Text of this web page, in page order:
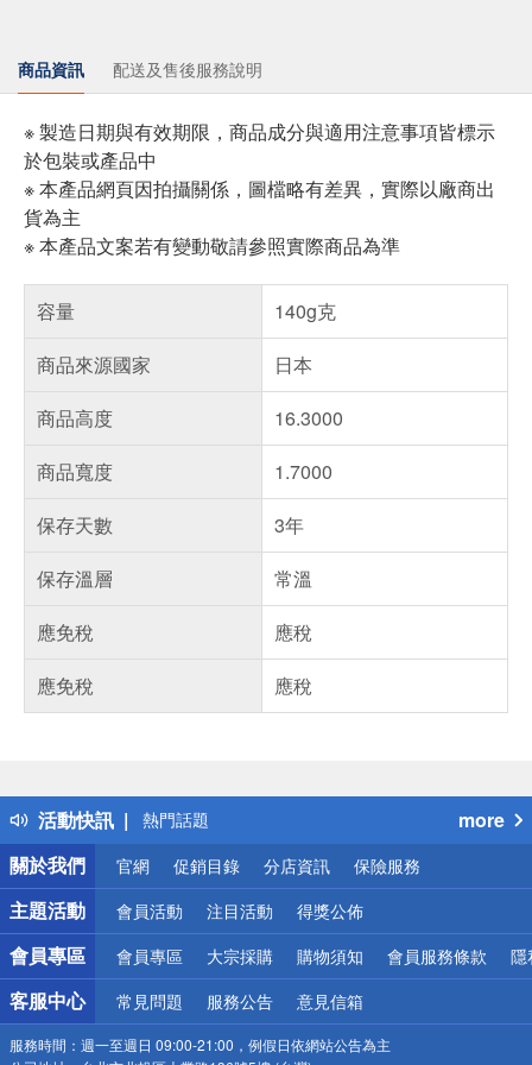
商品資訊 配送及售後服務說明
※ 製造日期與有效期限，商品成分與適用注意事項皆標示
於包裝或產品中
※ 本產品網頁因拍攝關係，圖檔略有差異，實際以廠商出
貨為主
※ 本產品文案若有變動敬請參照實際商品為準
容量
140g克
商品來源國家
日本
商品高度
16.3000
商品寬度
1.7000
保存天數
3年
保存溫層
常溫
應免稅
應稅
應免稅
應稅
活動快訊
得獎公告
熱門話題
銀行優惠
偏遠地區配送
詐騙網頁！請小心！
more
關於我們
官網 促銷目錄 分店資訊 保險服務
主題活動 會員活動 注目活動 得獎公佈
會員專區 會員專區 大宗採購 購物須知 會員服務條款 隱
客服中心 常見問題 服務公告 意見信箱
服務時間： 週一至週日 09:00-21:00，例假日依網站公告為主